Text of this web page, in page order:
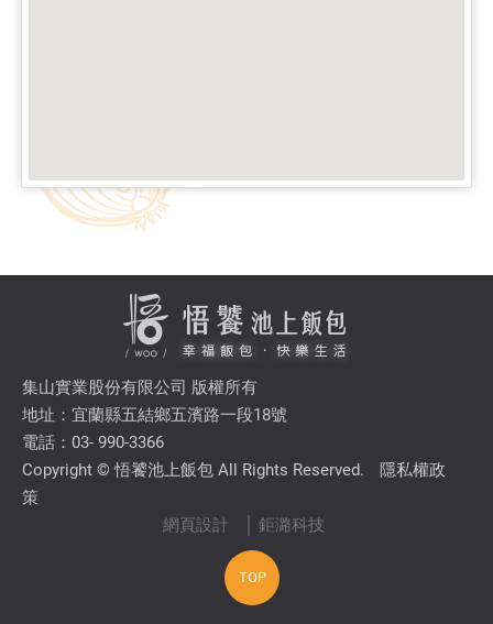
集山實業股份有限公司 版權所有
地址：宜蘭縣五結鄉五濱路一段18號
電話：03- 990-3366
Copyright © 悟饕池上飯包 All Rights Reserved.
隱私權政
策
網頁設計
│ 鉅潞科技
TOP